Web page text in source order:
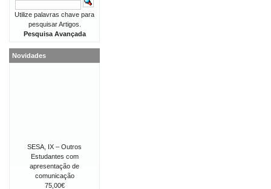
Utilize palavras chave para
pesquisar Artigos.
Pesquisa Avançada
Novidades
SESA, IX – Outros
Estudantes com
apresentação de
comunicação
75,00€